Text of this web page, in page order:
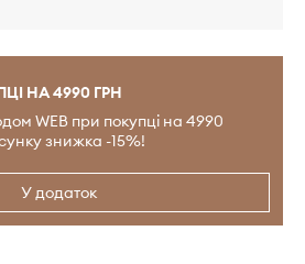
НА 4990 ГРН
WEB при покупці на 4990
знижка -15%!
У додаток